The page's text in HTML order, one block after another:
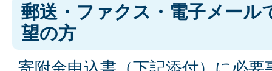
郵送・ファクス・電子メール
望の方